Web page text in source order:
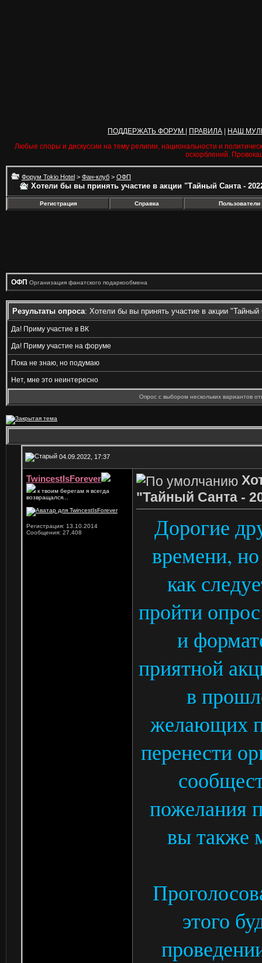
ПОДДЕРЖАТЬ ФОРУМ ПРАВИЛА
НАШ
Любые споры и дискуссии на тему религии, национальности и
оскорблений.
Форум Tokio Hotel > Фан-клуб > ОФП
Хотели бы вы принять участие в акции "Тайный Санта -
Регистрация Справка Пользователи
ОФП Организация фанатского подаркообмена
Результаты опроса: Хотели бы вы принять участие в акции "Тайный
Да! Приму участие в ВК
Да! Приму участие на форуме
Пока не знаю, но подумаю
Нет, мне это неинтересно
Опрос с выбором нескольких вариантов
04.09.2022, 17:37
TwincestIsForever
к твоим берегам я всегда
возвращался...
Регистрация: 13.10.2014
Сообщения: 27,408
"Тайный Санта -
Дорогие
времени,
как
пройти
и
приятной
в
желающих
перенести
пожелания
вы также
этого